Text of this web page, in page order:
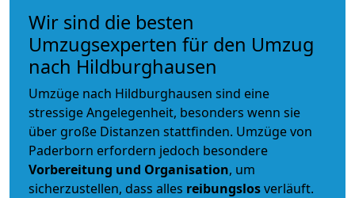
Wir sind die besten
Umzugsexperten für den Umzug
nach Hildburghausen
Umzüge nach Hildburghausen sind eine
stressige Angelegenheit, besonders wenn sie
über große Distanzen stattfinden. Umzüge von
Paderborn erfordern jedoch besondere
Vorbereitung und Organisation, um
sicherzustellen, dass alles reibungslosverläuft.